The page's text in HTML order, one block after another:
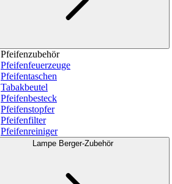
Pfeifenzubehör
Pfeifenfeuerzeuge
Pfeifentaschen
Tabakbeutel
Pfeifenbesteck
Pfeifenstopfer
Pfeifenfilter
Pfeifenreiniger
Lampe Berger-Zubehör